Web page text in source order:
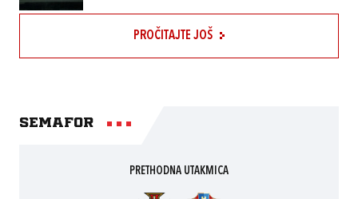
PROČITAJTE JOŠ
Semafor
PRETHODNA UTAKMICA